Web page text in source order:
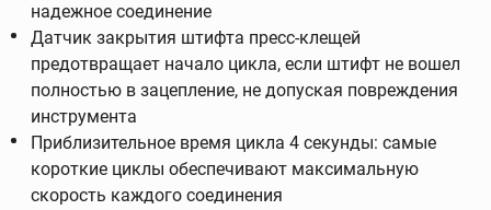
надежное соединение
Датчик закрытия штифта пресс-клещей
предотвращает начало цикла, если штифт не вошел
полностью в зацепление, не допуская повреждения
инструмента
Приблизительное время цикла 4 секунды: самые
короткие циклы обеспечивают максимальную
скорость каждого соединения